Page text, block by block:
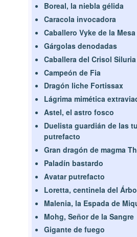
Boreal, la niebla gélida
Caracola invocadora
Caballero Vyke de la
Gárgolas denodadas
Caballera del Crisol Siluria
Campeón de Fia
Dragón liche Fortissax
Lágrima mimética
Astel, el astro fosco
Duelista guardián de las
putrefacto
Gran dragón de magma
Paladín bastardo
Avatar putrefacto
Loretta, centinela del
Malenia, la Espada de
Mohg, Señor de la Sangre
Gigante de fuego